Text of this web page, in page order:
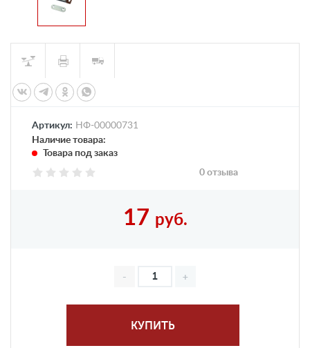
Артикул: НФ-00000731
Наличие товара:
Товара под заказ
0 отзыва
17 руб.
КУПИТЬ